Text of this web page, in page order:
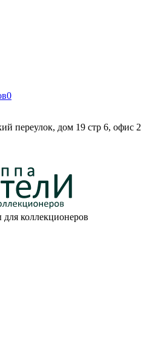
0
переулок, дом 19 стр 6, офис 2
коллекционеров